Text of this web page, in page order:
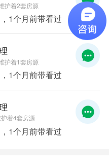
护着2套房源
1个月前带看过
护着1套房源
1个月前带看过
着4套房源
1个月前带看过